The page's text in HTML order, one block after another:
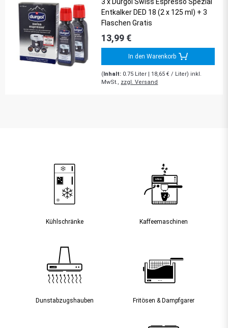
Entkalker DED 18 (2 x 125 ml) + 3
Flaschen Gratis
13,99 €
In den Warenkorb
(Inhalt: 0.75 Liter | 18,65 € / Liter) inkl.
MwSt., zzgl. Versand
Kühlschränke Kaffee­maschinen
Dunst­abzugs­hauben Fritösen & Dampfgarer